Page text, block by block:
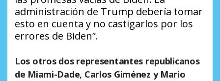
administración de Trump debería tomar
esto en cuenta y no castigarlos por los
errores de Biden”.
Los otros dos representantes republicanos
de Miami-Dade, Carlos Giménez y Mario